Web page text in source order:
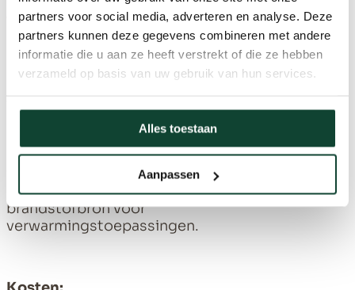
partners voor social media, adverteren en analyse. Deze
partners kunnen deze gegevens combineren met andere
informatie die u aan ze heeft verstrekt of die ze hebben
verzameld op basis van uw gebruik van hun services.
Alles toestaan
Aanpassen
efficiëntie in de pelletkachel, nl zachthout
heeft vaak een lager asgehalte en
ontbrandt sneller, wat gunstig kan zijn voor
het opstarten van een pelletkachel. Snel
ontbranden betekent ook sneller
asgehalte. Dit telt echter niet voor witte
eik. Deze soort, door haar bijzondere
eigenschappen, is de enigste eiksoort die
weinig assen achter laat en roet. Hierdoor
is het een schone en handige
brandstofbron voor
verwarmingstoepassingen.